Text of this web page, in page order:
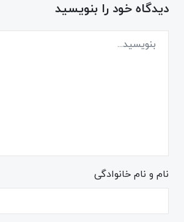
دیدگاه خود را بنویسید
نام و نام خانوادگی